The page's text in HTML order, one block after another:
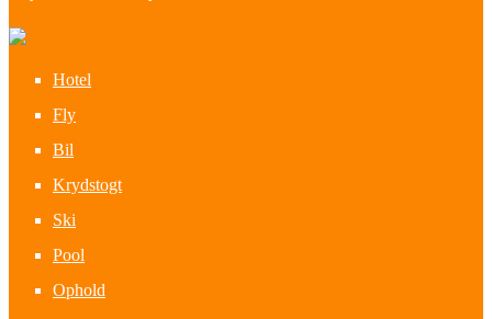
Hotel
Fly
Bil
Krydstogt
Ski
Pool
Ophold